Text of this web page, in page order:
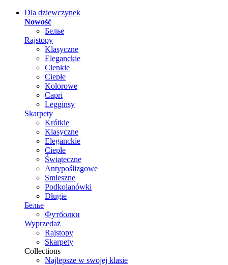
Dla dziewczynek
Nowość
Белье
Rajstopy
Klasyczne
Eleganckie
Cienkie
Ciepłe
Kolorowe
Capri
Legginsy
Skarpety
Krótkie
Klasyczne
Eleganckie
Ciepłe
Świąteczne
Antypoślizgowe
Smieszne
Podkolanówki
Długie
Белье
Футболки
Wyprzedaż
Rajstopy
Skarpety
Collections
Najlepsze w swojej klasie